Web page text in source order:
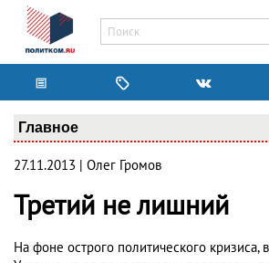
Главное
27.11.2013 | Олег Громов
Третий не лишний
На фоне острого политического кризиса,